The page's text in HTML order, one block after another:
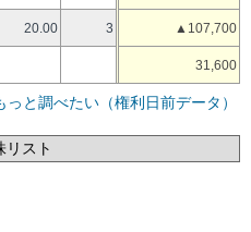
20.00 3 ▲107,700
31,600
と調べたい（権利日前データ）
リスト